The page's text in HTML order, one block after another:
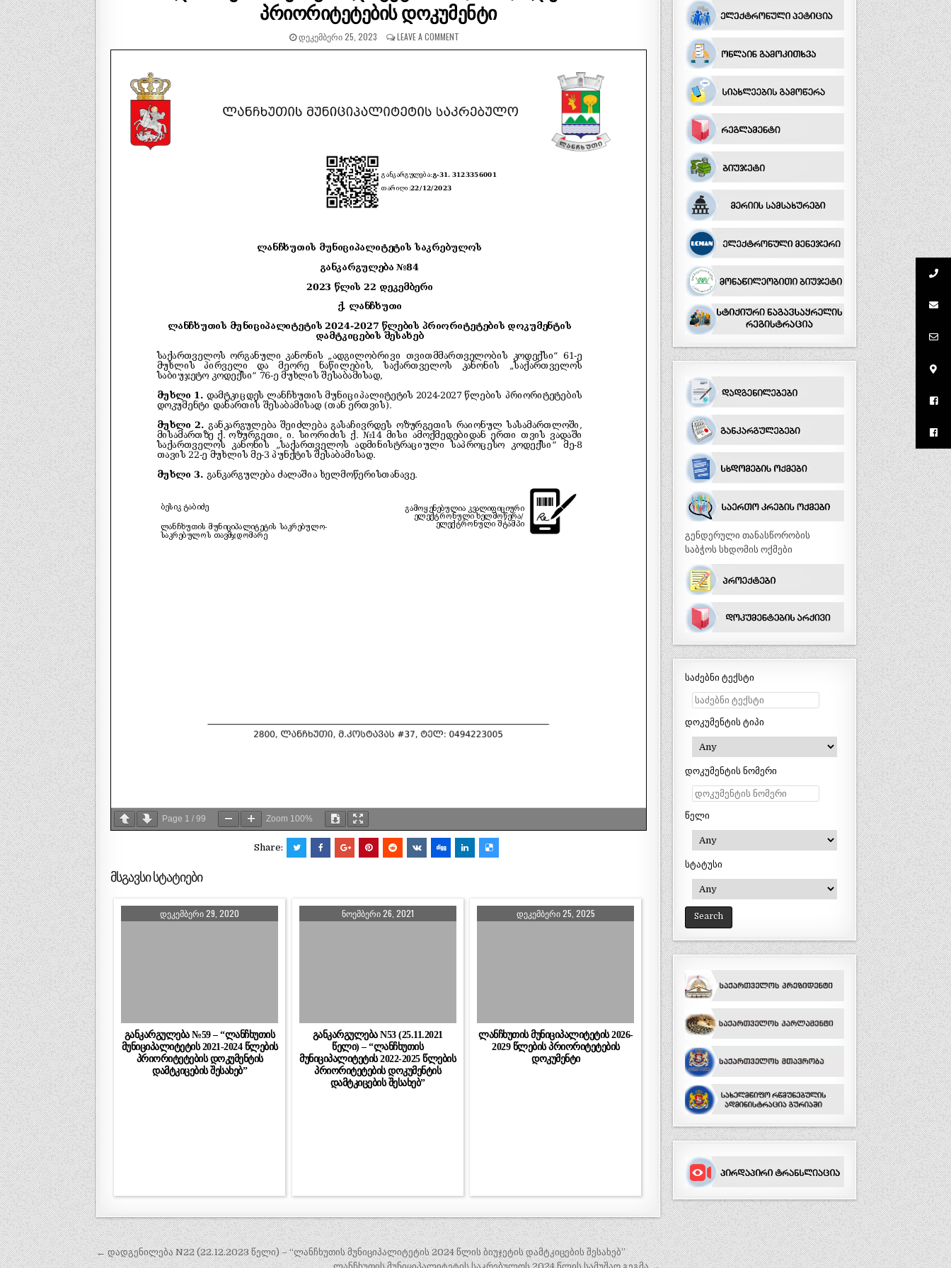
პრიორიტეტების დოკუმენტი
ᲓᲔᲙᲔᲛᲑᲔᲠᲘ 25, 2023 LEAVE A COMMENT
Page 1 /99 Zoom 100%
Share:
მსგავსი სტატიები
ᲓᲔᲙᲔᲛᲑᲔᲠᲘ 29, 2020
განკარგულება №59 – “ლანჩხუთის
მუნიციპალიტეტის 2021-2024 წლების
პრიორიტეტების დოკუმენტის
დამტკიცების შესახებ”
ᲜᲝᲔᲛᲑᲔᲠᲘ 26, 2021
განკარგულება N53 (25.11.2021
წელი) – “ლანჩხუთის
მუნიციპალიტეტის 2022-2025 წლების
პრიორიტეტების დოკუმენტის
დამტკიცების შესახებ”
ᲓᲔᲙᲔᲛᲑᲔᲠᲘ 25, 2025
ლანჩხუთის მუნიციპალიტეტის 2026-
2029 წლების პრიორიტეტების
დოკუმენტი
პოსტის
← დადგენილება N22 (22.12.2023 წელი) – “ლანჩხუთის მუნიციპალიტეტის 2024 წლის ბიუჯეტის დამტკიცების შესახებ”
გენდერული თანასწორობის
საბჭოს სხდომის ოქმები
საძებნი ტექსტი
დოკუმენტის ტიპი
დოკუმენტის ნომერი
წელი
სტატუსი